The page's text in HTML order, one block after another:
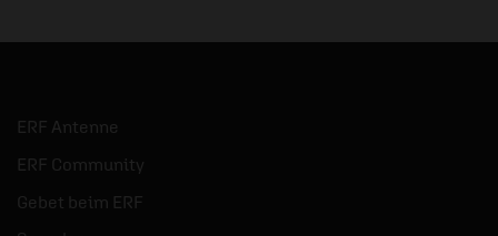
ERF Antenne
ERF Community
Gebet beim ERF